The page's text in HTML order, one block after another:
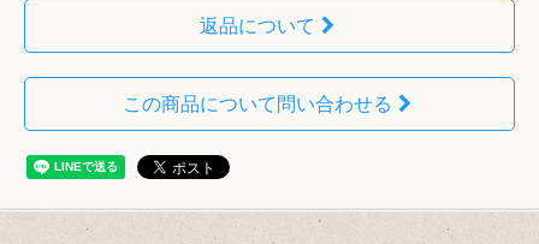
返品について
この商品について問い合わせる